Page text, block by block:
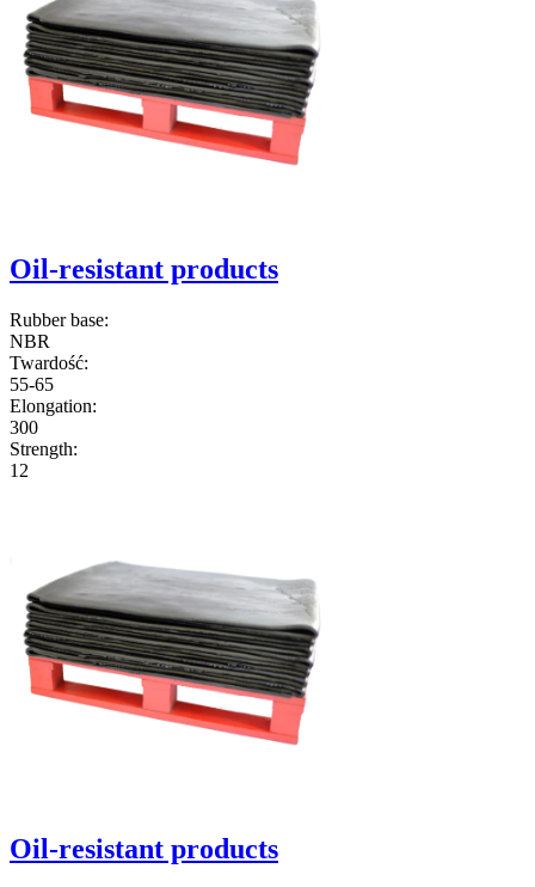
Oil-resistant products
Rubber base:
NBR
Twardość:
55-65
Elongation:
300
Strength:
12
Oil-resistant products